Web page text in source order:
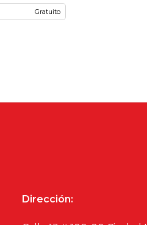
Gratuito
Dirección: